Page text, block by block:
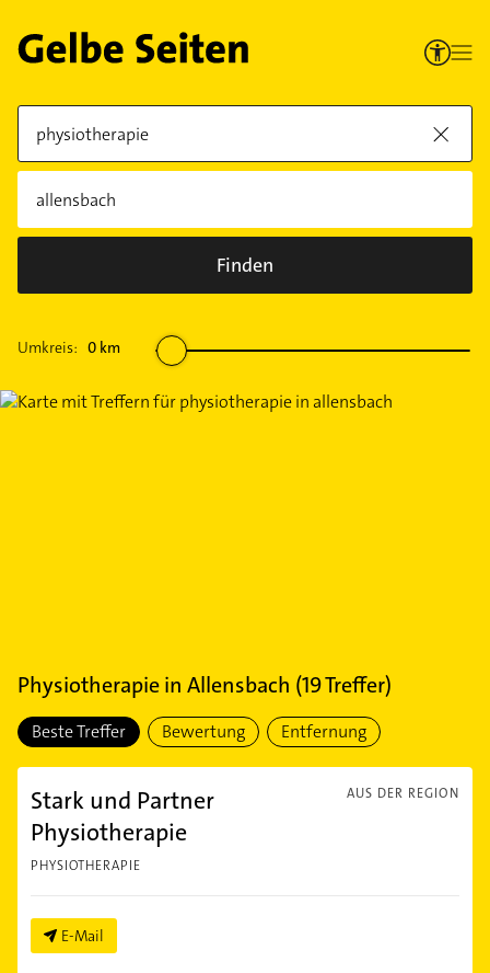
Finden
Umkreis: 0 km
Physiotherapiein Allensbach (19Treffer)
Beste Treffer Bewertung Entfernung
AUS DER REGION
Stark und Partner
Physiotherapie
PHYSIOTHERAPIE
E-Mail